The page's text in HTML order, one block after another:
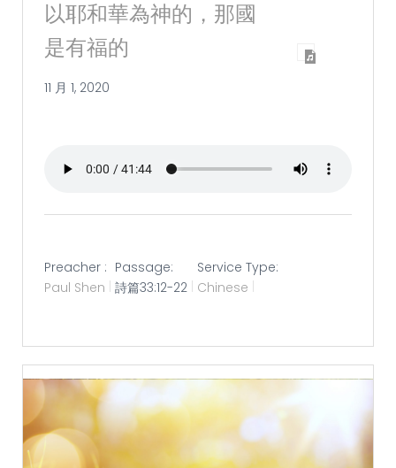
以耶和華為神的，那國
是有福的
11 月 1, 2020
Preacher :
Paul Shen
Passage:
詩篇33:12-22
Service Type:
Chinese